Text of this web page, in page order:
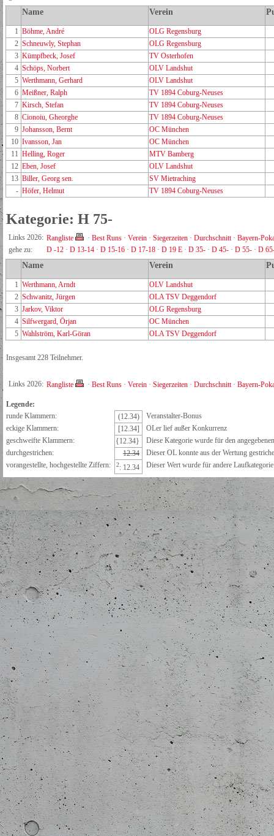
Name Verein
1 Böhme, André
OLG Regensburg
2 Schneuwly, Stephan
OLG Regensburg
3 Kümpfbeck, Josef
TV Osterhofen
4 Schöps, Norbert
OLV Landshut
5 Werthmann, Gerhard
OLV Landshut
6 Meißner, Ralph
TV 1894 Coburg-Neuses
7 Kirsch, Stefan
TV 1894 Coburg-Neuses
8 Cionoiu, Gheorghe
TV 1894 Coburg-Neuses
9 Johansson, Bernt
OC München
10 Ivansson, Jan
OC München
11 Helling, Roger
MTV Bamberg
12 Eben, Josef
OLV Landshut
13 Biller, Georg sen.
SV Mietraching
- Höfer, Helmut TV 1894 Coburg-Neuses
Kategorie: H 75-
Links 2026: Rangliste · Best Runs · Verein · Siegerzeiten · Durchschnitt· Bayern-
gehe zu:
D -12 · D 13-14 · D 15-16 · D 17-18 · D 19 E · D 35- · D 45- · D 55- · D
Name Verein
1 Werthmann, Arndt
OLV Landshut
2 Schwanitz, Jürgen
OLA TSV Deggendorf
3 Jarkov, Viktor
OLG Regensburg
4 Silfwergard, Örjan
OC München
5 Wahlström, Karl-Göran OLA TSV Deggendorf
Insgesamt 228 Teilnehmer.
Links 2026: Rangliste · Best Runs · Verein · Siegerzeiten · Durchschnitt· Bayern-
Legende:
runde Klammern:
(12.34)
Veranstalter-Bonus
eckige Klammern:
[12.34]
OLer lief außer Konkurrenz
geschweifte Klammern:
{12.34}
Diese Kategorie wurde für den
durchgestrichen:
12.34
Dieser OL konnte aus der Wertung
vorangestellte, hochgestellte Ziffern:
2: 12.34 Dieser Wert wurde für andere